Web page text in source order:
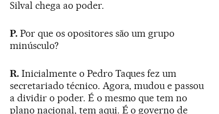
Silval chega ao poder.
P. Por que os opositores são um grupo
minúsculo?
R. Inicialmente o Pedro Taques fez um
secretariado técnico. Agora, mudou e passou
a dividir o poder. É o mesmo que tem no
plano nacional, tem aqui. É o governo de